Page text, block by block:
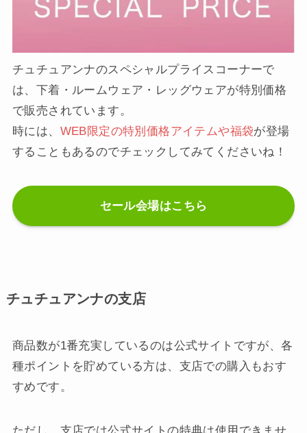
チュチュアンナのスペシャルプライスコーナーで
は、下着・ルームウェア・レッグウェアが特別価格
で販売されています。
時には、 WEB限定の特別価格アイテムや福袋が登場
することもあるのでチェックしてみてくださいね！
セール会場はこちら
チュチュアンナの支店
商品数が1番充実しているのは公式サイトですが、各
種ポイントを貯めている方は、支店での購入もおす
すめです。